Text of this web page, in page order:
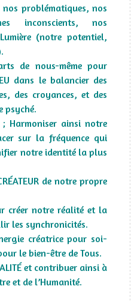
nos problématiques, nos
inconscients, nos
(notre potentiel,
de nous-même pour
dans le balancier des
des croyances, et des
psyché.
Harmoniser ainsi notre
sur la fréquence qui
notre identité la plus
de notre propre
créer notre réalité et la
les synchronicités.
créatrice pour soi-
le bien-être de Tous.
et contribuer ainsi à
et de l’Humanité.